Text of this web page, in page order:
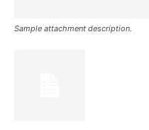
Sample attachment description.